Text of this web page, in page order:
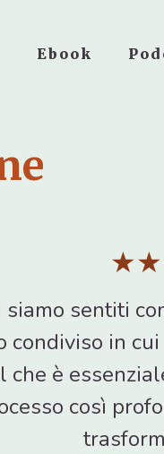
Ebook
siamo sentiti
condiviso in
che è
così